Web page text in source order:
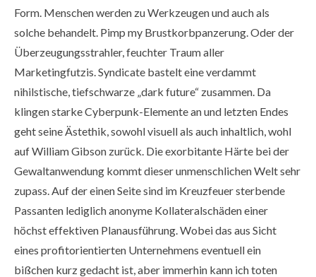
Form. Menschen werden zu Werkzeugen und auch als
solche behandelt. Pimp my Brustkorbpanzerung. Oder der
Überzeugungsstrahler, feuchter Traum aller
Marketingfutzis. Syndicate bastelt eine verdammt
nihilstische, tiefschwarze „dark future“ zusammen. Da
klingen starke Cyberpunk-Elemente an und letzten Endes
geht seine Ästethik, sowohl visuell als auch inhaltlich, wohl
auf William Gibson zurück. Die exorbitante Härte bei der
Gewaltanwendung kommt dieser unmenschlichen Welt sehr
zupass. Auf der einen Seite sind im Kreuzfeuer sterbende
Passanten lediglich anonyme Kollateralschäden einer
höchst effektiven Planausführung. Wobei das aus Sicht
eines profitorientierten Unternehmens eventuell ein
bißchen kurz gedacht ist, aber immerhin kann ich toten